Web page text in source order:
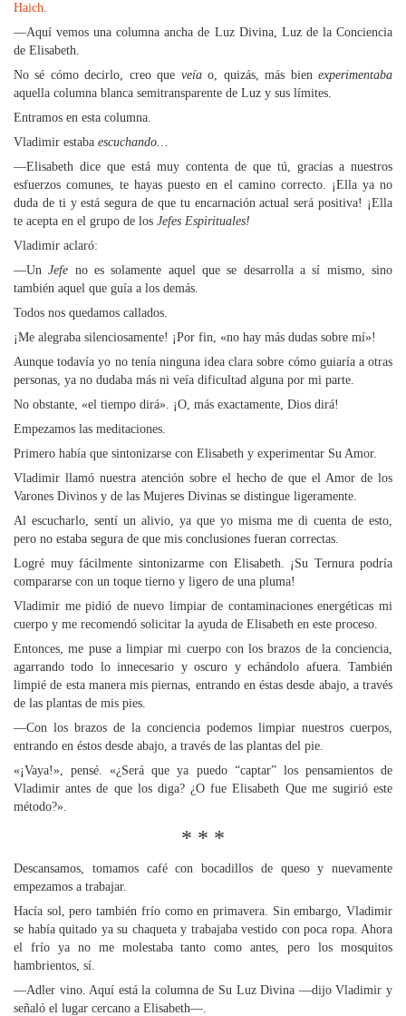
Haich.
—Aquí vemos una columna ancha de Luz Divina, Luz de la Conciencia
de Elisabeth.
No sé cómo decirlo, creo que veíao, quizás, más bienexperimentaba
aquella columna blanca semitransparente de Luz y sus límites.
Entramos en esta columna.
Vladimir estaba escuchando…
—Elisabeth dice que está muy contenta de que tú, gracias a nuestros
esfuerzos comunes, te hayas puesto en el camino correcto. ¡Ella ya no
duda de ti y está segura de que tu encarnación actual será positiva! ¡Ella
te acepta en el grupo de los Jefes Espirituales!
Vladimir aclaró:
—UnJefe no es solamente aquel que se desarrolla a sí mismo, sino
también aquel que guía a los demás.
Todos nos quedamos callados.
¡Me alegraba silenciosamente! ¡Por fin, «no hay más dudas sobre mí»!
Aunque todavía yo no tenía ninguna idea clara sobre cómo guiaría a otras
personas, ya no dudaba más ni veía dificultad alguna por mi parte.
No obstante, «el tiempo dirá». ¡O, más exactamente, Dios dirá!
Empezamos las meditaciones.
Primero había que sintonizarse con Elisabeth y experimentar Su Amor.
Vladimir llamó nuestra atención sobre el hecho de que el Amor de los
Varones Divinos y de las Mujeres Divinas se distingue ligeramente.
Al escucharlo, sentí un alivio, ya que yo misma me di cuenta de esto,
pero no estaba segura de que mis conclusiones fueran correctas.
Logré muy fácilmente sintonizarme con Elisabeth. ¡Su Ternura podría
compararse con un toque tierno y ligero de una pluma!
Vladimir me pidió de nuevo limpiar de contaminaciones energéticas mi
cuerpo y me recomendó solicitar la ayuda de Elisabeth en este proceso.
Entonces, me puse a limpiar mi cuerpo con los brazos de la conciencia,
agarrando todo lo innecesario y oscuro y echándolo afuera. También
limpié de esta manera mis piernas, entrando en éstas desde abajo, a través
de las plantas de mis pies.
—Con los brazos de la conciencia podemos limpiar nuestros cuerpos,
entrando en éstos desde abajo, a través de las plantas del pie.
«¡Vaya!», pensé. «¿Será que ya puedo “captar” los pensamientos de
Vladimir antes de que los diga? ¿O fue Elisabeth Que me sugirió este
método?».
* * *
Descansamos, tomamos café con bocadillos de queso y nuevamente
empezamos a trabajar.
Hacía sol, pero también frío como en primavera. Sin embargo, Vladimir
se había quitado ya su chaqueta y trabajaba vestido con poca ropa. Ahora
el frío ya no me molestaba tanto como antes, pero los mosquitos
hambrientos, sí.
—Adler vino. Aquí está la columna de Su Luz Divina —dijo Vladimir y
señaló el lugar cercano a Elisabeth—.